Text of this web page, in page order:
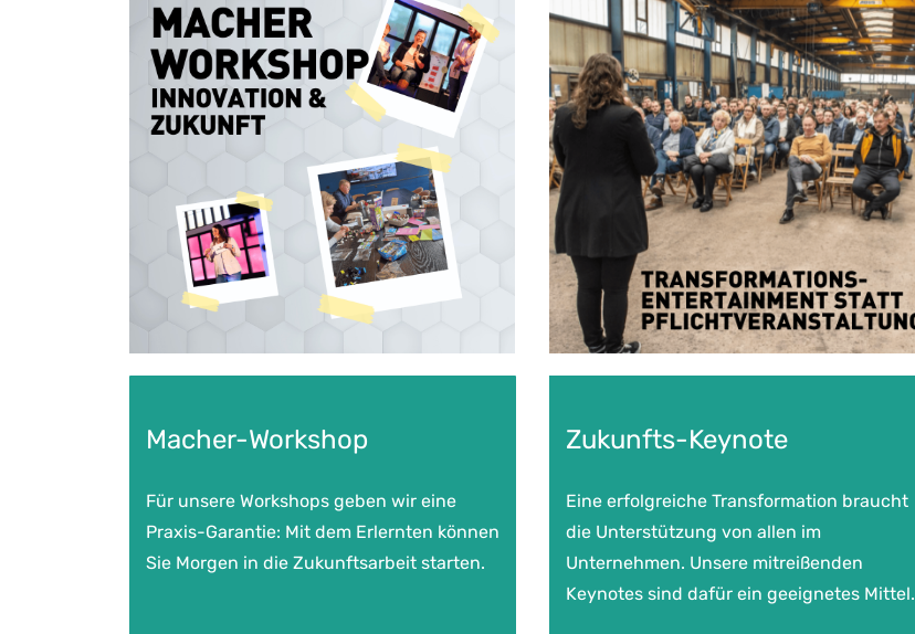
Macher-Workshop
Für unsere Workshops geben wir eine
Praxis-Garantie: Mit dem Erlernten können
Sie Morgen in die Zukunftsarbeit starten.
Zukunfts-Keynote
Eine erfolgreiche Transformation braucht
die Unterstützung von allen im
Unternehmen. Unsere mitreißenden
Keynotes sind dafür ein geeignetes Mittel.